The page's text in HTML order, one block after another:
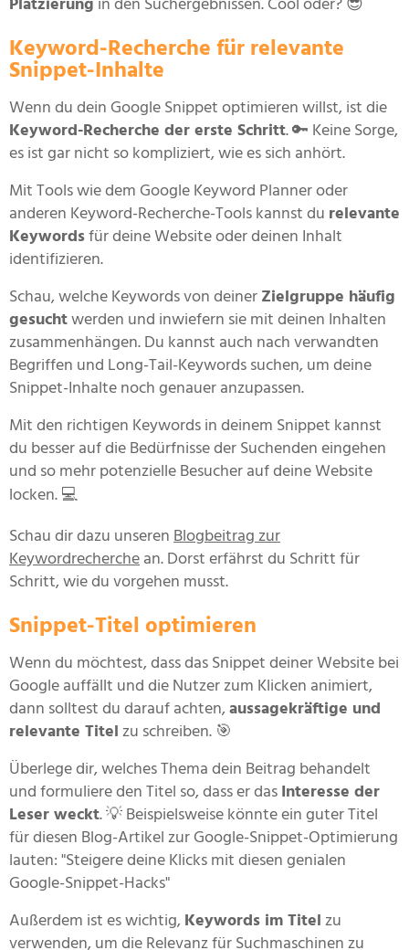
Keyword-Recherche für relevante
Snippet-Inhalte
Wenn du dein Google Snippet optimieren willst, ist die
Keyword-Recherche der erste Schritt. 🔑 Keine Sorge,
es ist gar nicht so kompliziert, wie es sich anhört.
Mit Tools wie dem Google Keyword Planner oder
anderen Keyword-Recherche-Tools kannst du relevante
Keywordsfür deine Website oder deinen Inhalt
identifizieren.
Schau, welche Keywords von deiner Zielgruppe häufig
gesuchtwerden und inwiefern sie mit deinen Inhalten
zusammenhängen. Du kannst auch nach verwandten
Begriffen und Long-Tail-Keywords suchen, um deine
Snippet-Inhalte noch genauer anzupassen.
Mit den richtigen Keywords in deinem Snippet kannst
du besser auf die Bedürfnisse der Suchenden eingehen
und so mehr potenzielle Besucher auf deine Website
locken. 💻
Schau dir dazu unseren Blogbeitrag zur
Keywordrecherche an. Dorst erfährst du Schritt für
Schritt, wie du vorgehen musst.
Snippet-Titel optimieren
Wenn du möchtest, dass das Snippet deiner Website bei
Google auffällt und die Nutzer zum Klicken animiert,
dann solltest du darauf achten, aussagekräftige und
relevante Titel zu schreiben. 🎯
Überlege dir, welches Thema dein Beitrag behandelt
und formuliere den Titel so, dass er das Interesse der
Leser weckt. 💡 Beispielsweise könnte ein guter Titel
für diesen Blog-Artikel zur Google-Snippet-Optimierung
lauten: "Steigere deine Klicks mit diesen genialen
Google-Snippet-Hacks"
Außerdem ist es wichtig, Keywords im Titel zu
verwenden, um die Relevanz für Suchmaschinen zu